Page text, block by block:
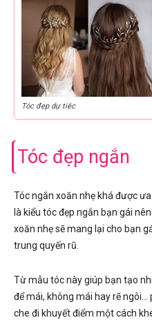
Tóc đẹp dự tiệc
Tóc đẹp ngắn
Tóc ngắn xoăn nhẹ khá được
là kiểu tóc đẹp ngắn bạn gái
xoăn nhẹ sẽ mang lại cho bạn
trung quyến rũ.
Từ mẫu tóc này giúp bạn tạo
để mái, không mái hay rẽ
che đi khuyết điểm một cách